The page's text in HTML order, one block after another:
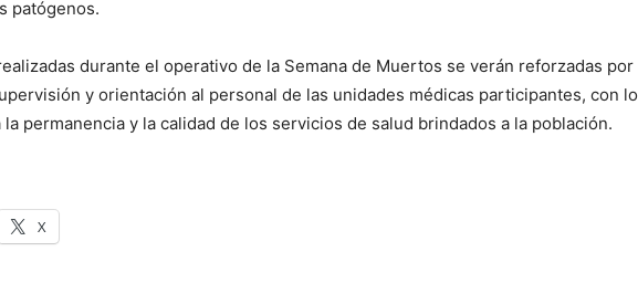
patógenos.
durante el operativo de la Semana de Muertos se verán reforzadas por
y orientación al personal de las unidades médicas participantes, con lo
permanencia y la calidad de los servicios de salud brindados a la población.
X